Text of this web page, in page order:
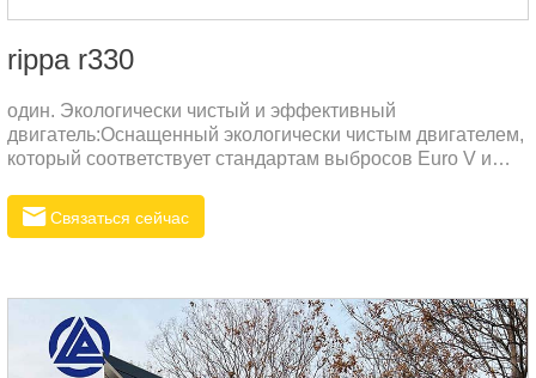
rippa r330
один. Экологически чистый и эффективный
двигатель:Оснащенный экологически чистым двигателем,
который соответствует стандартам выбросов Euro V и
может достигать высокой выходной мощности.Высокая
топливная эффективность, экономичность и
Связаться сейчас